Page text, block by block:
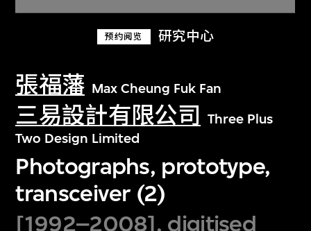
预约阅览 研究中心
張福藩 Max Cheung Fuk Fan
三易設計有限公司
Three Plus
Two Design Limited
Photographs, prototype,
transceiver (2)
[1992–2008], digitised
关于M+藏品
探索世界顶级的二十及二十一世纪视觉
文化藏品。